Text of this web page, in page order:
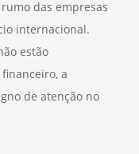
das empresas
internacional.
estão
a
de atenção no